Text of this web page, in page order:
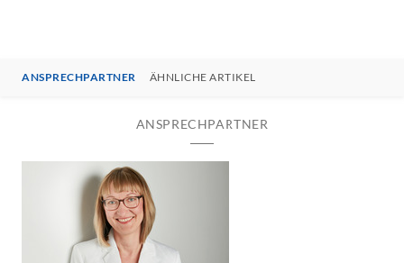
ANSPRECHPARTNER ÄHNLICHE ARTIKEL
ANSPRECHPARTNER